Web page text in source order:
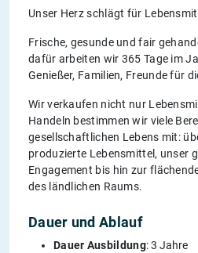
Unser Herz schlägt für
Frische, gesunde und fair
dafür arbeiten wir 365 Tage im
Genießer, Familien, Freunde für
Wir verkaufen nicht nur
Handeln bestimmen wir viele
gesellschaftlichen Lebens mit:
produzierte Lebensmittel, unser
Engagement bis hin zur
des ländlichen Raums.
Dauer und Ablauf
Dauer Ausbildung: 3 Jahre